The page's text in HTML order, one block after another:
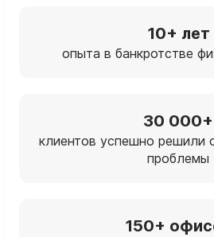
10+ лет
опыта в банкротстве
30 000+
клиентов успешно решили
проблемы
150+